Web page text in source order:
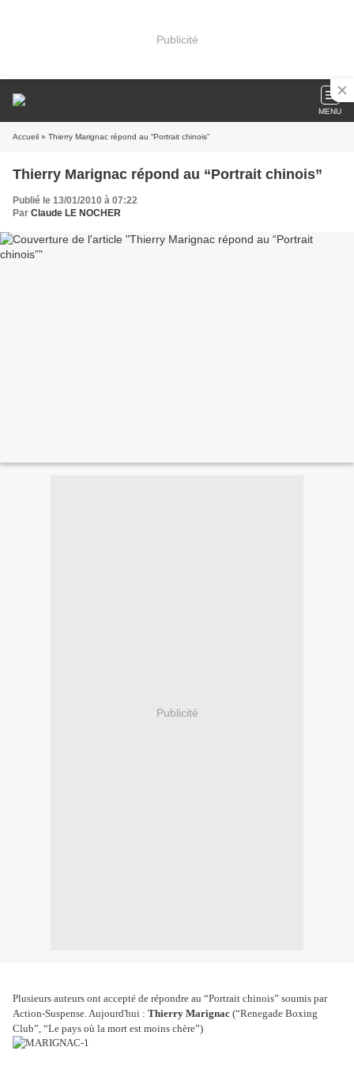
Publicité
MENU
Accueil » Thierry Marignac répond au “Portrait chinois”
Thierry Marignac répond au “Portrait chinois”
Publié le 13/01/2010 à 07:22
Par Claude LE NOCHER
Publicité
Plusieurs auteurs ont accepté de répondre au “Portrait chinois” soumis par
Action-Suspense. Aujourd'hui : Thierry Marignac (“Renegade Boxing
Club”, “Le pays où la mort est moins chère”)